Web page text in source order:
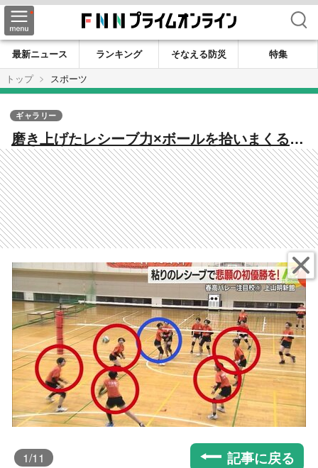
検索
最新ニュース ランキング そなえる防災
特集
トップ
スポーツ
磨き上げたレシーブ力×ボールを拾いまくる“1
－5システム”で初優勝へ 春高バレー 上山明
新館・女子【山形発】
ギャラリー
1/11 記事に戻る